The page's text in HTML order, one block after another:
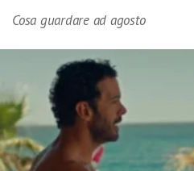
Cosa guardare ad agosto